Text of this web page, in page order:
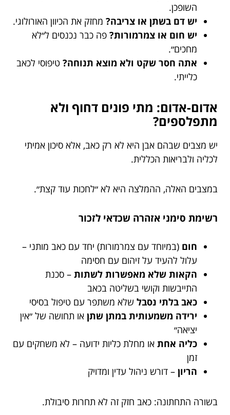
השופכן.
יש דם בשתן או צריבה? מחזק את הכיוון האורולוגי.
יש חום או צמרמורות? פה כבר נכנסים ל״לא
מחכים״.
אתה חסר שקט ולא מוצא תנוחה? טיפוסי לכאב
כלייתי.
אדום-אדום: מתי פונים דחוף ולא
מתפלספים?
יש מצבים שבהם אבן היא לא רק כאב, אלא סיכון אמיתי
לכליה ולבריאות הכללית.
במצבים האלה, ההמלצה היא לא ״לחכות עוד קצת״.
רשימת סימני אזהרה שכדאי לזכור
חום (במיוחד עם צמרמורות) יחד עם כאב מותני –
עלול להעיד על זיהום עם חסימה
הקאות שלא מאפשרות לשתות – סכנת
התייבשות וקושי בשליטה בכאב
כאב בלתי נסבל שלא משתפר עם טיפול בסיסי
ירידה משמעותית במתן שתן או תחושה של ״אין
יציאה״
כליה אחת או מחלת כליות ידועה – לא משחקים עם
זמן
הריון – דורש ניהול עדין ומדויק
בשורה התחתונה: כאב חזק זה לא תחרות סיבולת.